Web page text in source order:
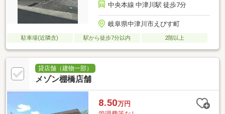
中央本線 中津川駅 徒歩7分
岐阜県中津川市えびす町
駐車場(近隣含) 駅から徒歩7分以内 2階以上
貸店舗（建物一部）
メゾン棚橋店舗
8.50万円